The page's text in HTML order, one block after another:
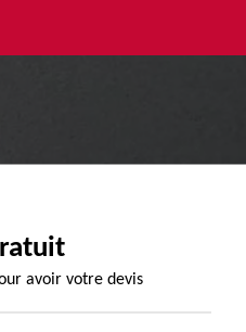
avoir votre devis